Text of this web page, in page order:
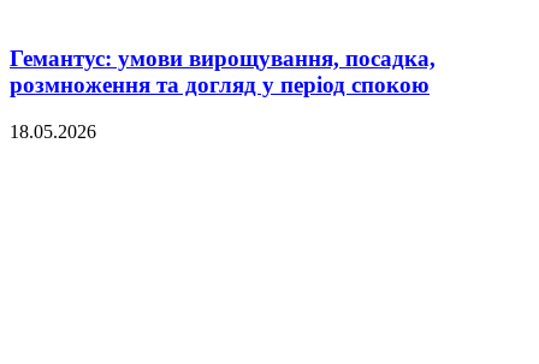
Гемантус: умови вирощування, посадка,
розмноження та догляд у період спокою
18.05.2026